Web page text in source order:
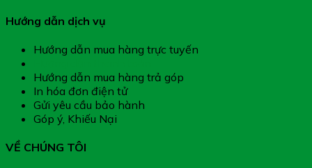
Hướng dẫn dịch vụ
Hướng dẫn mua hàng trực tuyến
Hướng dẫn mua hàng trả góp
In hóa đơn điện tử
Gửi yêu cầu bảo hành
Góp ý, Khiếu Nại
VỀ CHÚNG TÔI